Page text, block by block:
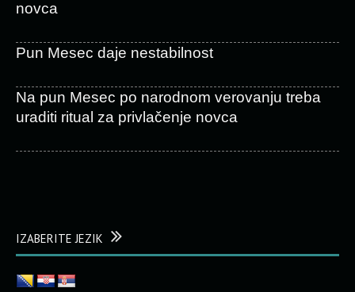
novca
Pun Mesec daje nestabilnost
Na pun Mesec po narodnom verovanju treba
uraditi ritual za privlačenje novca
IZABERITE JEZIK